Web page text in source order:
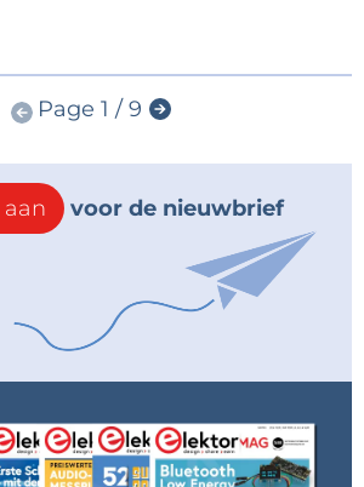
Page 1 / 9
voor de nieuwbrief